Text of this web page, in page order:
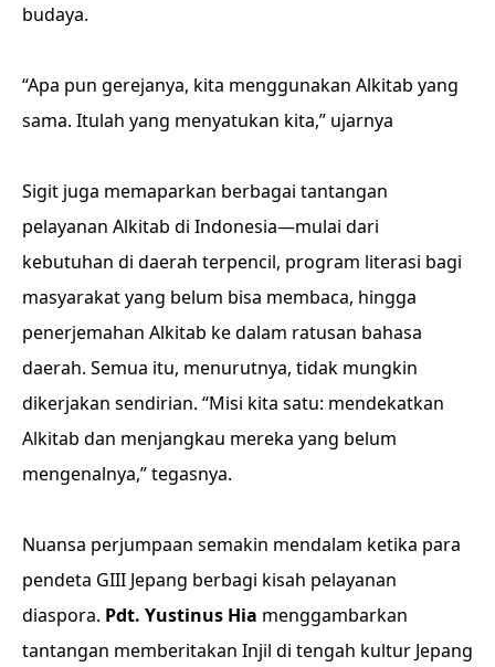
budaya.
“Apa pun gerejanya, kita menggunakan Alkitab yang
sama. Itulah yang menyatukan kita,” ujarnya
Sigit juga memaparkan berbagai tantangan
pelayanan Alkitab di Indonesia—mulai dari
kebutuhan di daerah terpencil, program literasi bagi
masyarakat yang belum bisa membaca, hingga
penerjemahan Alkitab ke dalam ratusan bahasa
daerah. Semua itu, menurutnya, tidak mungkin
dikerjakan sendirian. “Misi kita satu: mendekatkan
Alkitab dan menjangkau mereka yang belum
mengenalnya,” tegasnya.
Nuansa perjumpaan semakin mendalam ketika para
pendeta GIII Jepang berbagi kisah pelayanan
diaspora. Pdt. Yustinus Hia menggambarkan
tantangan memberitakan Injil di tengah kultur Jepang